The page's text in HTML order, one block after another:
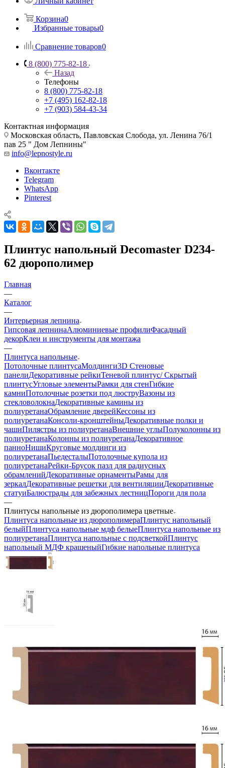
Корзина0
Избранные товары0
Сравнение товаров0
8 (800) 775-82-18
Назад
Телефоны
8 (800) 775-82-18
+7 (495) 162-82-18
+7 (903) 584-43-34
Контактная информация
Московская область, Павловская Слобода, ул. Ленина 76/1
пав 25 " Дом Лепнины"
info@lepnostyle.ru
Вконтакте
Telegram
WhatsApp
Pinterest
Плинтус напольный Decomaster D234-
62 дюрополимер
Главная
—
Каталог
—
Интерьерная лепнина
Гипсовая лепнинаАлюминиевые профилиФасадный
декорКлеи и инструменты для монтажа
—
Плинтуса напольные
Потолочные плинтусаМолдинги3D Стеновые
панелиДекоративные рейкиТеневой плинтус/ Скрытый
плинтусУгловые элементыРамки для стенГибкие
камниПотолочные розетки под люструВазоны из
стекловолокнаДекоративные камины из
полиуретанаОбрамление дверейКессоны из
полиуретанаКонсоли-кронштейныДекоративные полки и
чашиПилястры из полиуретанаВнешние углыПолуколонны из
полиуретанаКолонны из полиуретанаДекоративное
панноНишиКруговые молдинги из
полиуретанаПьедесталыПотолочные купола из
полиуретанаРейки-Брусок пазл для радиусных
обрамленийДекоративные орнаментыРамы для
зеркалДекоративные решетки для вентиляцииДекоративные
статуиБалюстрады для забежных лестницПороги для пола
—
Плинтусы напольные из дюрополимера цветные
Плинтуса напольные из дюрополимераПлинтус напольный
белыйПлинтуса напольные мдф белыеПлинтуса напольные из
полиуретанаПлинтуса напольные с подсветкойПлинтус
напольный МДФ крашеныйГибкие напольные плинтуса